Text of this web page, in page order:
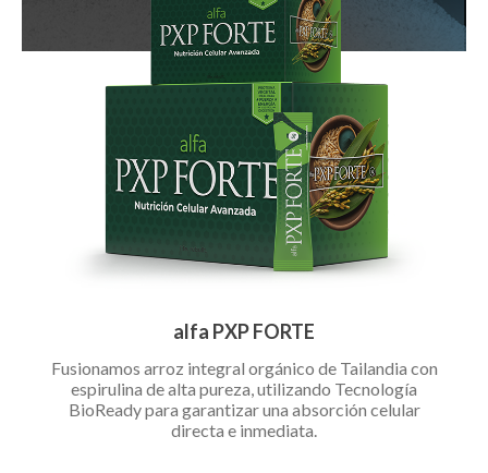
alfa PXP FORTE
Fusionamos arroz integral orgánico de Tailandia con
espirulina de alta pureza, utilizando Tecnología
BioReady para garantizar una absorción celular
directa e inmediata.